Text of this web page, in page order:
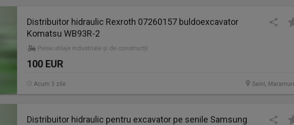
Distribuitor hidraulic Rexroth 07260157 buldoexcavator
Komatsu WB93R-2
Piese utilaje industriale și de construcții
100 EUR
Seini,
Acum 3 zile
Distribuitor hidraulic pentru excavator pe senile Samsung